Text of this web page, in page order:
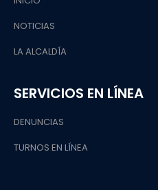
NOTICIAS
LA ALCALDÍA
SERVICIOS EN LÍNEA
DENUNCIAS
TURNOS EN LÍNEA